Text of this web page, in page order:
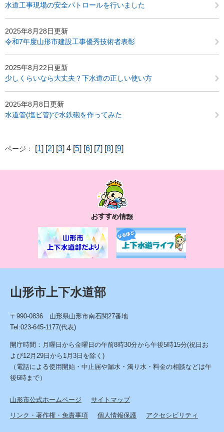
水道工事現場の安全パトロールを行いました
2025年8月28日更新
令和7年度山形市建設工事優秀技術者表彰
2025年8月22日更新
少しくらいなら大丈夫？下水道の正しい使い方
2025年8月8日更新
水道管(塩ビ管)で水鉄砲を作ってみた
ページ： [1] [2] [3] 4 [5] [6] [7] [8] [9]
す
め
情
報
山形市上下水道部
〒990-0836 山形県山形市南石関27番地
Tel:023-645-1177(代表)
開庁時間：月曜日から金曜日の午前8時30分から午後5時15分(祝日お
よび12月29日から1月3日を除く)
（電話による使用開始・中止届や漏水・濁り水・料金の相談などは午
後6時まで）
山形市公式ホームページ サイトマップ
リンク・著作権・免責事項 個人情報保護 アクセシビリティ